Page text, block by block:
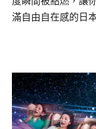
滿自由自在感的日